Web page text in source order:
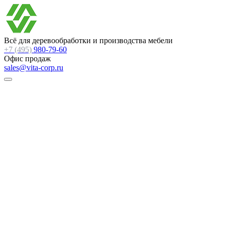
Всё для деревообработки и производства мебели
+7 (495) 980-79-60
Офис продаж
sales@vita-corp.ru